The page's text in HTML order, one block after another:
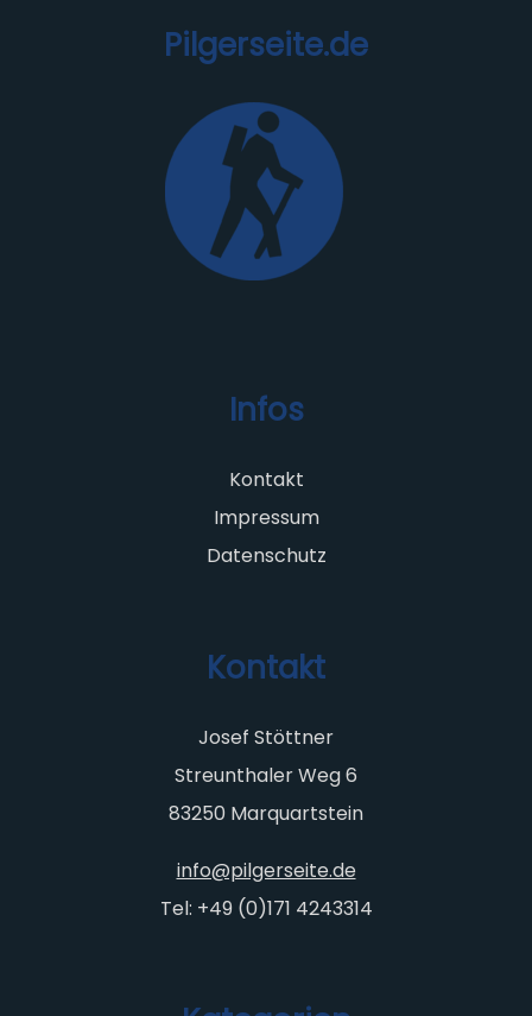
Pilgerseite.de
Infos
Kontakt
Impressum
Datenschutz
Kontakt
Josef Stöttner
Streunthaler Weg 6
83250 Marquartstein
info@pilgerseite.de
Tel: +49 (0)171 4243314